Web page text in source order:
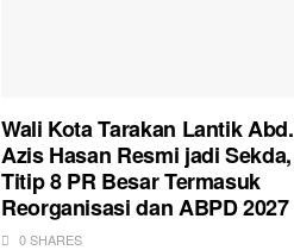
Wali Kota Tarakan Lantik Abd.
Azis Hasan Resmi jadi Sekda,
Titip 8 PR Besar Termasuk
Reorganisasi dan ABPD 2027
0 SHARES